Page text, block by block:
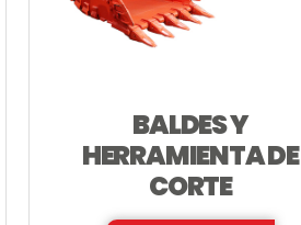
BALDES Y
HERRAMIENTA DE
CORTE